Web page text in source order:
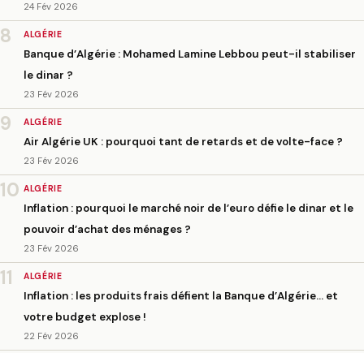
24 Fév 2026
8 ALGÉRIE
Banque d’Algérie : Mohamed Lamine Lebbou peut-il stabiliser
le dinar ?
23 Fév 2026
9 ALGÉRIE
Air Algérie UK : pourquoi tant de retards et de volte-face ?
23 Fév 2026
10 ALGÉRIE
Inflation : pourquoi le marché noir de l’euro défie le dinar et le
pouvoir d’achat des ménages ?
23 Fév 2026
11 ALGÉRIE
Inflation : les produits frais défient la Banque d’Algérie… et
votre budget explose !
22 Fév 2026